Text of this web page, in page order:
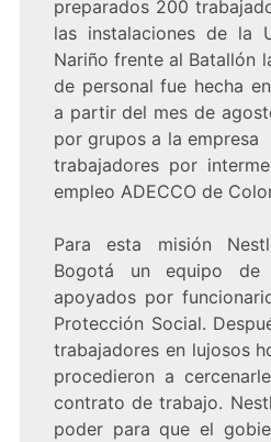
preparados 200
las instalaciones de la
Nariño frente al Batallón
de personal fue hecha
a partir del mes de
por grupos a la empresa
trabajadores por
empleo ADECCO de
Para esta misión
Bogotá un equipo de
apoyados por
Protección Social.
trabajadores en lujosos
procedieron a
contrato de trabajo.
poder para que el